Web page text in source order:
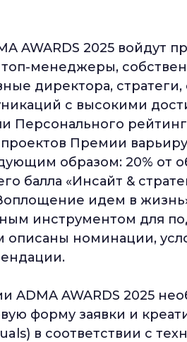
AWARDS 2025 войдут
менеджеры,
директора,
с высокими
Персонального
Премии
образом: 20% от
балла «Инсайт &
идем в
инструментом для
описаны номинации,
ADMA AWARDS 2025
форму заявки и
в соответствии с